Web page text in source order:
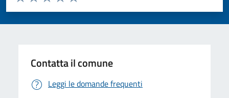
Valuta 5 stelle su 5
Valuta 4 stelle su 5
Valuta 3 stelle su 5
Valuta 2 stelle su 5
Valuta 1 stelle su 5
Contatta il comune
Leggi le domande frequenti